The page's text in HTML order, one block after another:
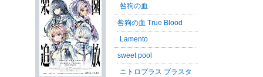
咎狗の血
咎狗の血 True Blood
Lamento
sweet pool
ニトロプラス ブラスタ